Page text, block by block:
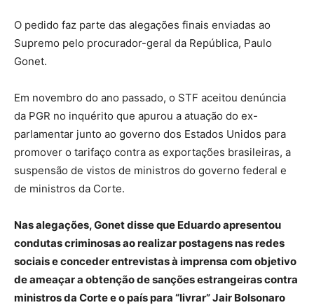
O pedido faz parte das alegações finais enviadas ao
Supremo pelo procurador-geral da República, Paulo
Gonet.
Em novembro do ano passado, o STF aceitou denúncia
da PGR no inquérito que apurou a atuação do ex-
parlamentar junto ao governo dos Estados Unidos para
promover o tarifaço contra as exportações brasileiras, a
suspensão de vistos de ministros do governo federal e
de ministros da Corte.
Nas alegações, Gonet disse que Eduardo apresentou
condutas criminosas ao realizar postagens nas redes
sociais e conceder entrevistas à imprensa com objetivo
de ameaçar a obtenção de sanções estrangeiras contra
ministros da Corte e o país para “livrar” Jair Bolsonaro